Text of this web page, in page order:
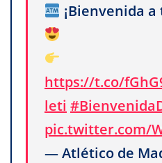
¡Bienvenida
https://t.co/
leti
pic.twitter.com/
— Atlético de